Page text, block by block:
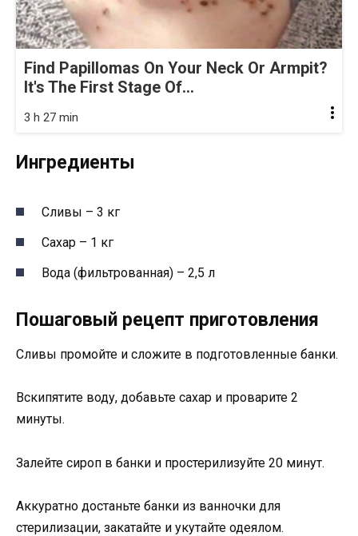
Find Papillomas On Your Neck Or Armpit?
It's The First Stage Of...
3 h 27 min
Ингредиенты
Сливы – 3 кг
Сахар – 1 кг
Вода (фильтрованная) – 2,5 л
Пошаговый рецепт приготовления
Сливы промойте и сложите в подготовленные банки.
Вскипятите воду, добавьте сахар и проварите 2
минуты.
Залейте сироп в банки и простерилизуйте 20 минут.
Аккуратно достаньте банки из ванночки для
стерилизации, закатайте и укутайте одеялом.